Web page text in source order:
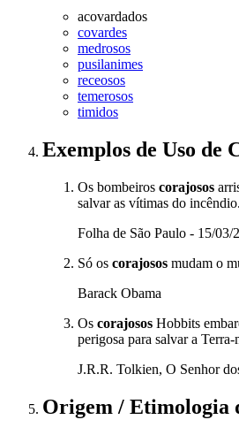
acovardados
covardes
medrosos
pusilanimes
receosos
temerosos
timidos
Exemplos de Uso de
Os bombeiros corajosos
salvar as vítimas do incêndio.
Folha de São Paulo - 15/03/
Só os corajosos mudam o
Barack Obama
Os corajosos Hobbits
perigosa para salvar a Terra-
J.R.R. Tolkien, O Senhor
Origem / Etimologia